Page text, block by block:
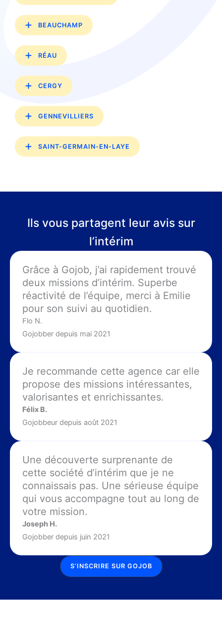
BEAUCHAMP
RÉAU
CERGY
GENNEVILLIERS
SAINT-GERMAIN-EN-LAYE
Ils vous partagent leur avis sur
l’intérim
Grâce à Gojob, j’ai rapidement trouvé
deux missions d’intérim. Superbe
réactivité de l’équipe, merci à Emilie
pour son suivi au quotidien.
Flo N.
Gojobber depuis mai 2021
Je recommande cette agence car elle
propose des missions intéressantes,
valorisantes et enrichissantes.
Félix B.
Gojobbeur depuis août 2021
Une découverte surprenante de
cette société d’intérim que je ne
connaissais pas. Une sérieuse équipe
qui vous accompagne tout au long de
votre mission.
Joseph H.
Gojobber depuis juin 2021
S’INSCRIRE SUR GOJOB